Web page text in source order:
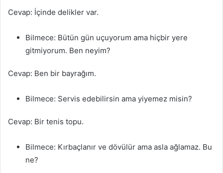
Cevap: İçinde delikler var.
Bilmece: Bütün gün uçuyorum ama hiçbir yere
gitmiyorum. Ben neyim?
Cevap: Ben bir bayrağım.
Bilmece: Servis edebilirsin ama yiyemez misin?
Cevap: Bir tenis topu.
Bilmece: Kırbaçlanır ve dövülür ama asla ağlamaz. Bu
ne?